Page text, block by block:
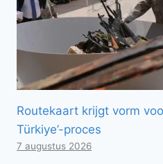
Routekaart krijgt vorm
Türkiye’-proces
7 augustus 2026